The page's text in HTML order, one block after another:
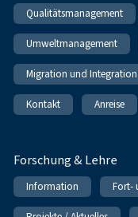
Qualitätsmanagement
Umweltmanagement
Migration und Integration
Kontakt Anreise
Forschung & Lehre
Information Fort-